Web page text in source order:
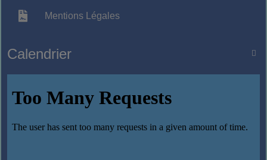
Mentions Légales

Calendrier